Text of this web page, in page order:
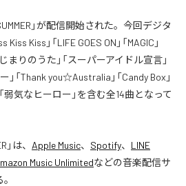
」が配信開始された。今回デジタ
Kiss」「LIFE GOES ON」「MAGIC」
じまりのうた」「スーパーアイドル宣言」
」「Thank you☆Australia」「Candy Box」
「弱気なヒーロー」を含む全14曲となって
」は、 Apple Music、 Spotify、 LINE
Music Unlimitedなどの音楽配信サ